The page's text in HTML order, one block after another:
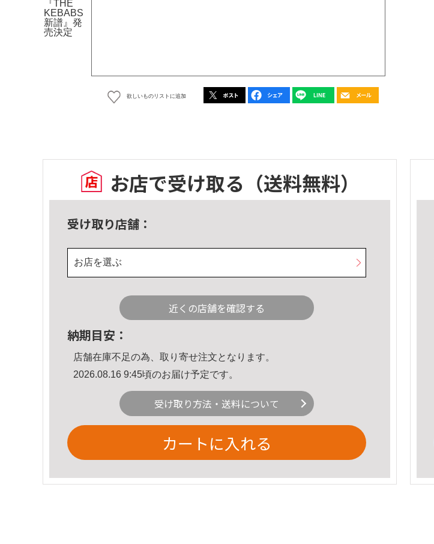
欲しいものリストに追加
お店で受け取る （送料無料）
受け取り店舗：
お店を選ぶ
近くの店舗を確認する
納期目安：
店舗在庫不足の為、取り寄せ注文となります。
2026.08.16 9:45頃のお届け予定です。
受け取り方法・送料について
カートに入れる